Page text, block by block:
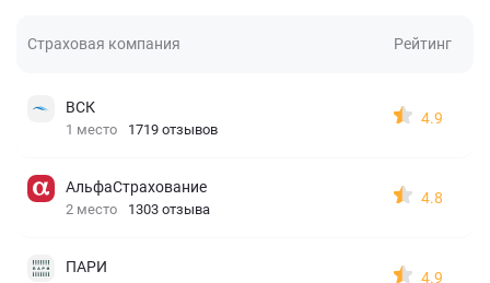
Страховая компания Рейтинг
ВСК
1 место 1719 отзывов
4.9
АльфаСтрахование
2 место 1303 отзыва
4.8
ПАРИ
4.9